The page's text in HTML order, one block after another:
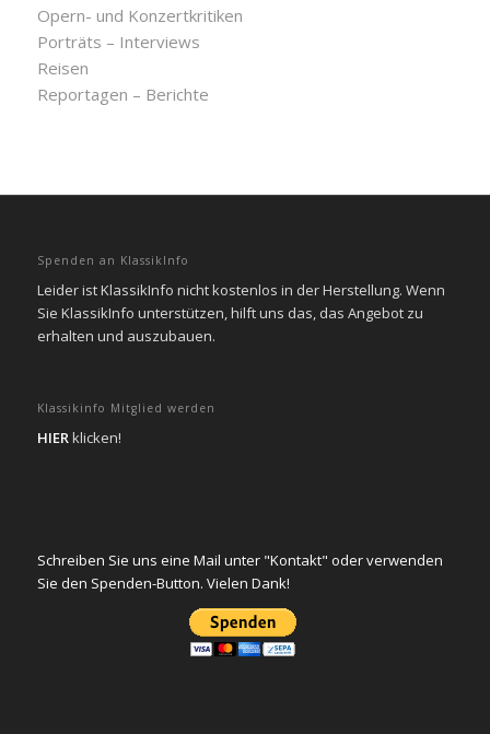
Opern- und Konzertkritiken
Porträts – Interviews
Reisen
Reportagen – Berichte
Spenden an KlassikInfo
Leider ist KlassikInfo nicht kostenlos in der Herstellung. Wenn
Sie KlassikInfo unterstützen, hilft uns das, das Angebot zu
erhalten und auszubauen.
Klassikinfo Mitglied werden
HIERklicken!
Schreiben Sie uns eine Mail unter "Kontakt" oder verwenden
Sie den Spenden-Button. Vielen Dank!